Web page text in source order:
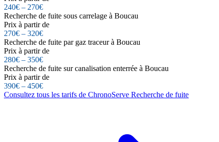
240€ – 270€
Recherche de fuite sous carrelage à Boucau
Prix à partir de
270€ – 320€
Recherche de fuite par gaz traceur à Boucau
Prix à partir de
280€ – 350€
Recherche de fuite sur canalisation enterrée à Boucau
Prix à partir de
390€ – 450€
Consultez tous les tarifs de ChronoServe Recherche de fuite